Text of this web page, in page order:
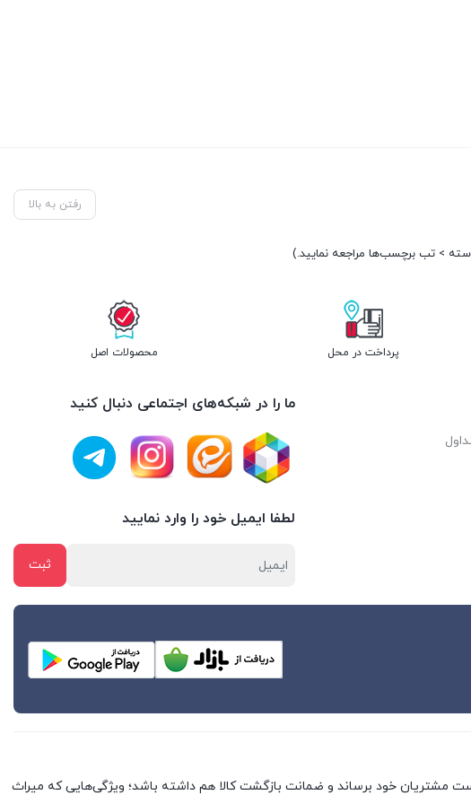
رفتن به بالا
پرداخت در محل محصولات اصل
ما را در شبکه‌های اجتماعی دنبال کنید
لطفا ایمیل خود را وارد نمایید
مشتریان خود برساند و ضمانت بازگشت کالا هم داشته باشد؛ ویژگی‌هایی که میراث